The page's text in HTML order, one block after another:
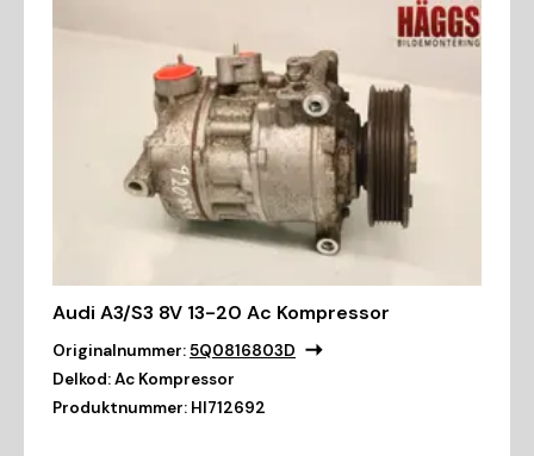
Audi A3/S3 8V 13-20 Ac Kompressor
Originalnummer:5Q0816803D
Delkod:Ac Kompressor
Produktnummer: HI712692